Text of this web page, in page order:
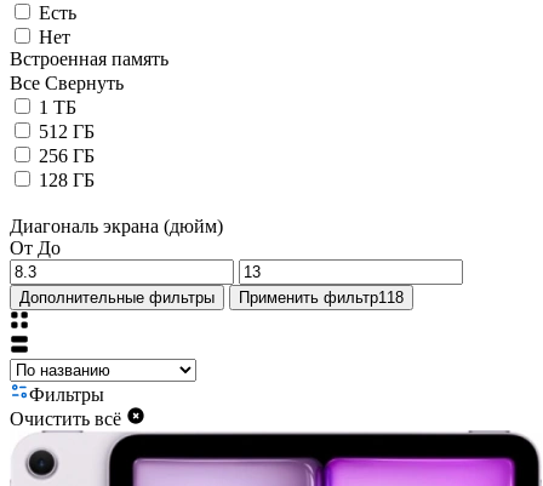
Есть
Нет
Встроенная память
Все Свернуть
1 ТБ
512 ГБ
256 ГБ
128 ГБ
Диагональ экрана (дюйм)
От До
Дополнительные фильтры Применить фильтр118
Фильтры
Очистить всё